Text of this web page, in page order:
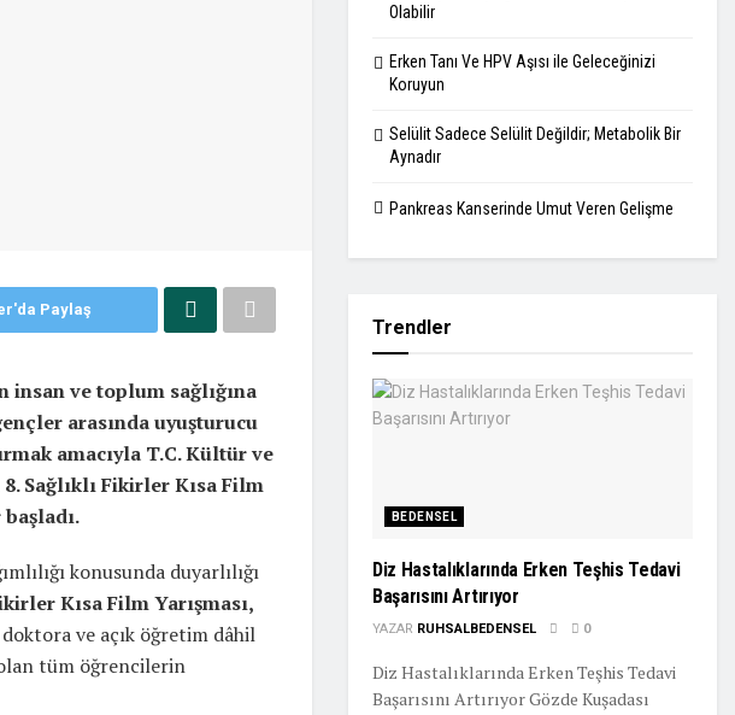
Paylaş
insan ve toplum sağlığına
arasında uyuşturucu
amacıyla T.C. Kültür ve
Sağlıklı Fikirler Kısa Film
konusunda duyarlılığı
Kısa Film Yarışması,
ve açık öğretim dâhil
tüm öğrencilerin
Olabilir
Erken Tanı Ve HPV Aşısı ile Geleceğinizi
Koruyun
Selülit Sadece Selülit Değildir; Metabolik Bir
Aynadır
Pankreas Kanserinde Umut Veren Gelişme
Trendler
BEDENSEL
Diz Hastalıklarında Erken Teşhis Tedavi
Başarısını Artırıyor
YAZAR RUHSALBEDENSEL 0
Diz Hastalıklarında Erken Teşhis Tedavi
Başarısını Artırıyor Gözde Kuşadası